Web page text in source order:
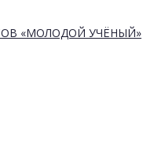
«МОЛОДОЙ УЧЁНЫЙ»